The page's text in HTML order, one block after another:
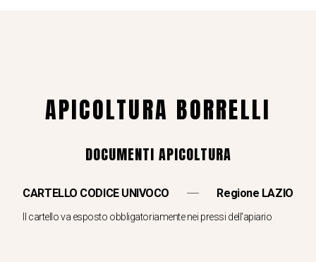
APICOLTURA BORRELLI
DOCUMENTI APICOLTURA
CARTELLO CODICE UNIVOCO Regione LAZIO
Il cartello va esposto obbligatoriamente nei pressi dell'apiario